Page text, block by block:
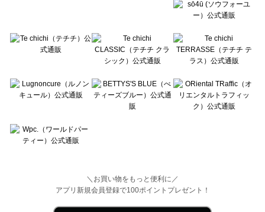
＼お買い物をもっと便利に／
アプリ新規会員登録で100ポイントプレゼント！